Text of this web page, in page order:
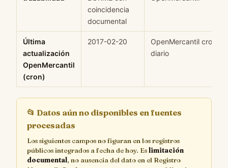
coincidencia
documental
Última
actualización
OpenMercantil
(cron)
2017-02-20
OpenMercantil cron
diario
📂 Datos aún no disponibles en fuentes
procesadas
Los siguientes campos no figuran en los registros
públicos integrados a fecha de hoy. Eslimitación
documental, no ausencia del dato en el Registro